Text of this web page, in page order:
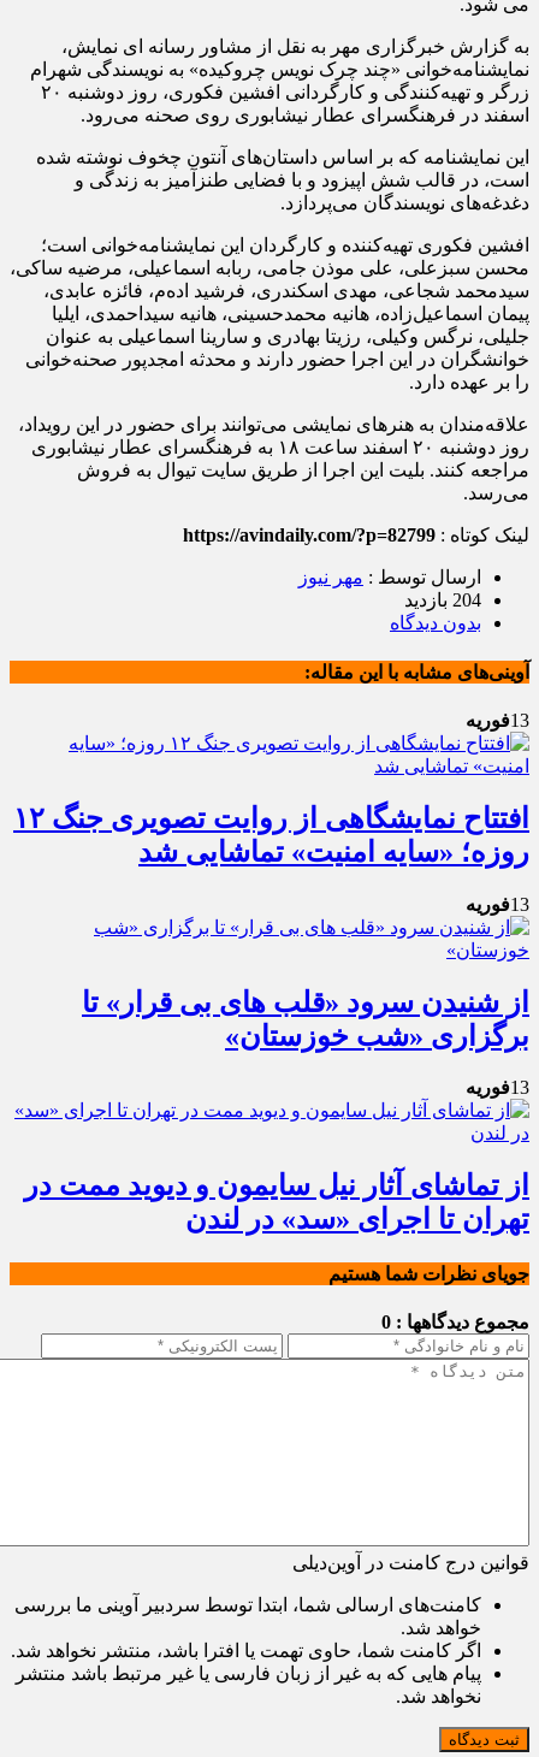
می شود.
به گزارش خبرگزاری مهر به نقل از مشاور رسانه ای نمایش،
نمایشنامه‌خوانی «چند چرک نویس چروکیده» به نویسندگی شهرام
زرگر و تهیه‌کنندگی و کارگردانی افشین فکوری، روز دوشنبه ۲۰
اسفند در فرهنگسرای عطار نیشابوری روی صحنه می‌رود.
این نمایشنامه که بر اساس داستان‌های آنتون چخوف نوشته شده
است، در قالب شش اپیزود و با فضایی طنزآمیز به زندگی و
دغدغه‌های نویسندگان می‌پردازد.
افشین فکوری تهیه‌کننده و کارگردان این نمایشنامه‌خوانی است؛
محسن سبزعلی، علی موذن جامی، ربابه اسماعیلی، مرضیه ساکی،
سیدمحمد شجاعی، مهدی اسکندری، فرشید اده‌م، فائزه عابدی،
پیمان اسماعیل‌زاده، هانیه محمدحسینی، هانیه سیداحمدی، ایلیا
جلیلی، نرگس وکیلی، رزیتا بهادری و سارینا اسماعیلی به عنوان
خوانشگران در این اجرا حضور دارند و محدثه امجدپور صحنه‌خوانی
را بر عهده دارد.
علاقه‌مندان به هنرهای نمایشی می‌توانند برای حضور در این رویداد،
روز دوشنبه ۲۰ اسفند ساعت ۱۸ به فرهنگسرای عطار نیشابوری
مراجعه کنند. بلیت این اجرا از طریق سایت تیوال به فروش
می‌رسد.
لینک کوتاه : https://avindaily.com/?p=82799
ارسال توسط : مهر نیوز
204 بازدید
بدون دیدگاه
آوینی‌های مشابه با این مقاله:
13فوریه
افتتاح نمایشگاهی از روایت تصویری جنگ‌ ۱۲
روزه؛ «سایه امنیت» تماشایی شد
13فوریه
از شنیدن سرود «قلب های بی قرار» تا
برگزاری «شب خوزستان»
13فوریه
از تماشای آثار نیل سایمون و دیوید ممت در
تهران تا اجرای «سد» در لندن
جویای نظرات شما هستیم
مجموع دیدگاهها : 0
قوانین درج کامنت در آوین‌دیلی
کامنت‌های ارسالی شما، ابتدا توسط سردبیر آوینی ما بررسی
خواهد شد.
اگر کامنت شما، حاوی تهمت یا افترا باشد، منتشر نخواهد شد.
پیام هایی که به غیر از زبان فارسی یا غیر مرتبط باشد منتشر
نخواهد شد.
ثبت دیدگاه